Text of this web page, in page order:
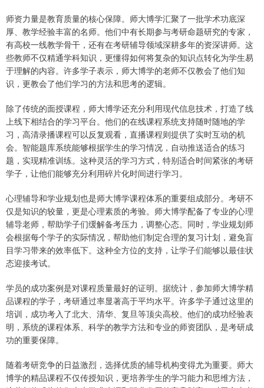
师资力量是教育质量的核心保障。师大博学汇聚了一批学术功底深
厚、教学经验丰富的名师。他们中有长期参与考研命题研究的专家，
有高校一线教学骨干，还有在考研辅导领域深耕多年的资深讲师。这
些教师不仅精通学科知识，更懂得如何将复杂的知识点转化为学生易
于理解的内容。许多学子表示，师大博学的老师不仅教会了他们知
识，更教会了他们学习的方法和思考的逻辑。
除了传统的面授课程，师大博学还充分利用现代信息技术，打造了线
上线下相结合的学习平台。他们的在线课程系统支持随时随地的学
习，高清录播课程可以反复观看，直播课程则提供了实时互动的机
会。智能题库系统能够根据学生的学习情况，自动推送适合的练习
题，实现精准训练。这种灵活的学习方式，特别适合时间紧张的考研
学子，让他们能够充分利用碎片化时间进行学习。
心理辅导和学业规划也是师大博学课程体系的重要组成部分。考研不
仅是知识的较量，更是心理素质的考验。师大博学配备了专业的心理
辅导老师，帮助学子们缓解备考压力，调整心态。同时，学业规划师
会根据每个学子的实际情况，帮助他们制定合理的复习计划，避免盲
目学习带来的效率低下。这种全方位的支持，让学子们能够以最佳状
态迎接考试。
学员的成功案例是对课程质量最好的证明。据统计，参加师大博学精
品课程的学子，考研通过率显著高于平均水平。许多学子通过这里的
培训，成功考入了北大、清华、复旦等顶尖高校。他们的成功经验表
明，系统的课程体系、科学的教学方法和专业的师资团队，是考研成
功的重要保障。
随着考研竞争的日益激烈，选择优质的辅导机构变得尤为重要。师大
博学的精品课程不仅传授知识，更培养学生的学习能力和思维方法，